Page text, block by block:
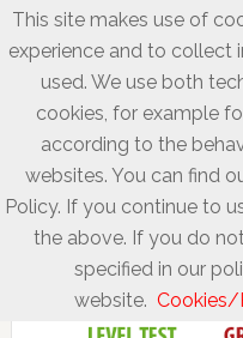
This site makes use of
experience and to collect
used. We use both
cookies, for example
according to the
websites. You can find
Policy. If you continue to
the above. If you do
specified in our
website. Cookies/